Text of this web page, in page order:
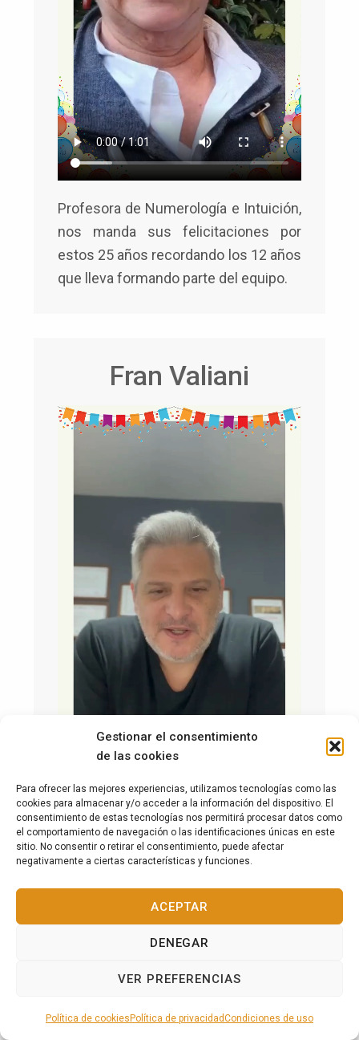
Gestionar el consentimiento
de las cookies
Para ofrecer las mejores experiencias, utilizamos tecnologías como las
cookies para almacenar y/o acceder a la información del dispositivo. El
consentimiento de estas tecnologías nos permitirá procesar datos como
el comportamiento de navegación o las identificaciones únicas en este
sitio. No consentir o retirar el consentimiento, puede afectar
negativamente a ciertas características y funciones.
ACEPTAR
DENEGAR
VER PREFERENCIAS
Política de cookies Política de privacidadCondiciones de uso
MENÚ
Profesora de Numerología e Intuición,
nos manda sus felicitaciones por
estos 25 años recordando los 12 años
que lleva formando parte del equipo.
Fran Valiani
Director del Congreso de Tarot de
Argentina, nos manda un gran saludo y
sus buenos deseos por nuestro 25